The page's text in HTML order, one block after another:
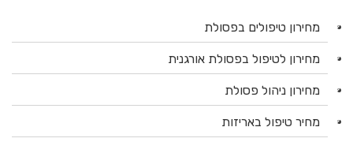
מחירון טיפולים בפסולת
מחירון לטיפול בפסולת אורגנית
מחירון ניהול פסולת
מחיר טיפול באריזות